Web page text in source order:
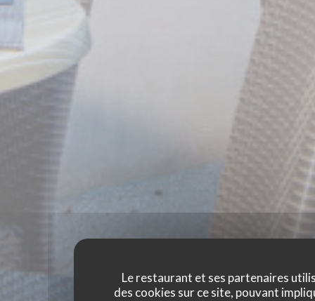
Le restaurant et ses partenaires
des cookies sur ce site, pouvant